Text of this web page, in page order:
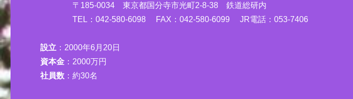
〒185-0034 東京都国分寺市光町2-8-38 鉄道総研内
TEL：042-580-6098 FAX：042-580-6099 JR電話：053-7406
設立 ：2000年6月20日
資本金 ：2000万円
社員数 ：約30名